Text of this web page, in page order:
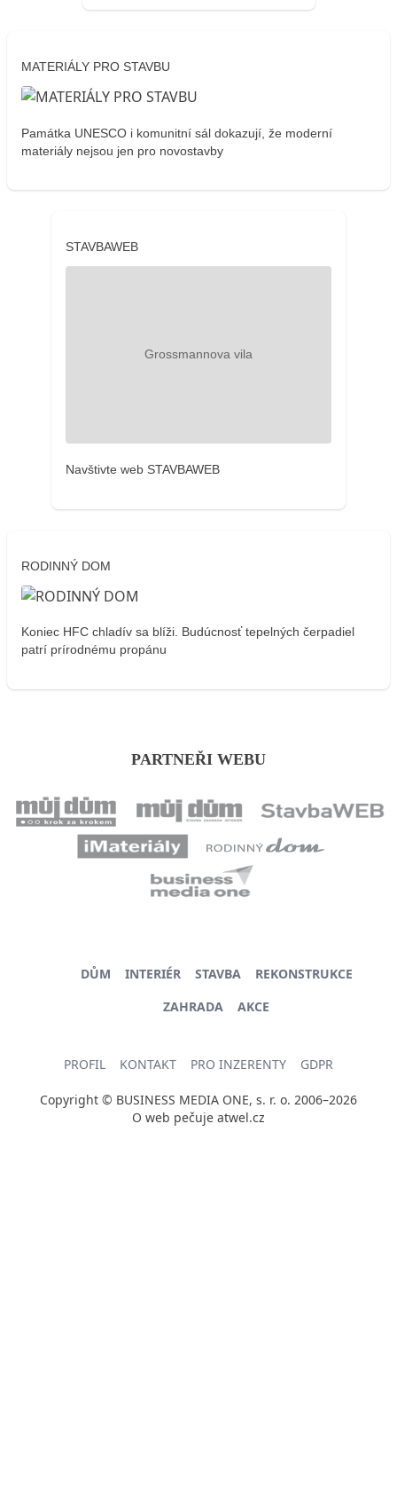
MATERIÁLY PRO STAVBU
Památka UNESCO i komunitní sál dokazují, že moderní
materiály nejsou jen pro novostavby
STAVBAWEB
Navštivte web STAVBAWEB
RODINNÝ DOM
Koniec HFC chladív sa blíži. Budúcnosť tepelných čerpadiel
patrí prírodnému propánu
PARTNEŘI WEBU
DŮM INTERIÉR STAVBA
REKONSTRUKCE
ZAHRADA
AKCE
PROFIL KONTAKT PRO INZERENTY GDPR
Copyright © BUSINESS MEDIA ONE, s. r. o. 2006–2026